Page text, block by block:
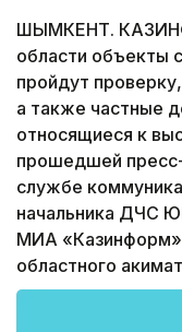
ШЫМКЕНТ.
области объекты
пройдут
а также частные
относящиеся к
прошедшей
службе
начальника ДЧС
МИА «Казинформ»
областного